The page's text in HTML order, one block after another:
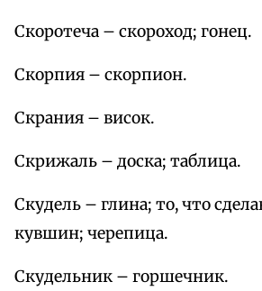
Скоротеча – скороход; гонец.
Скорпия – скорпион.
Скрания – висок.
Скрижаль – доска; таблица.
Скудель – глина; то, что
кувшин; черепица.
Скудельник – горшечник.